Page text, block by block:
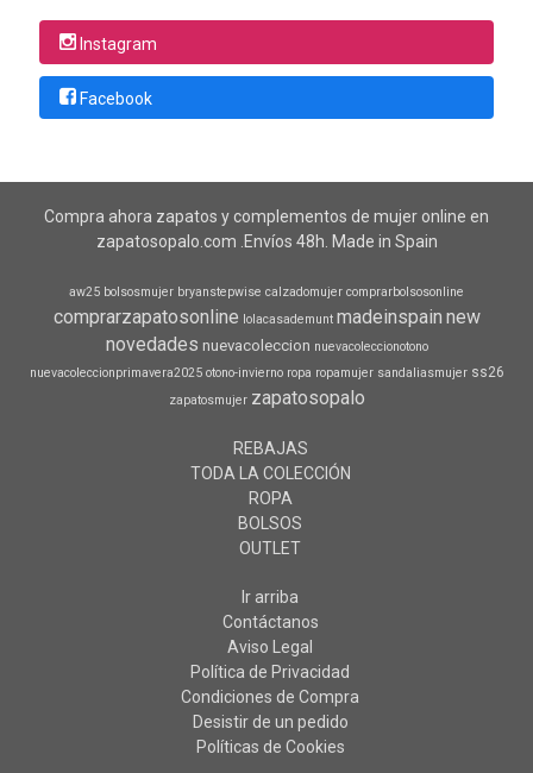
Instagram
Facebook
Compra ahora zapatos y complementos de mujer online en
zapatosopalo.com .Envíos 48h. Made in Spain
aw25 bolsosmujer bryanstepwise calzadomujer comprarbolsosonline
comprarzapatosonline lolacasademunt madeinspain new
novedades nuevacoleccion nuevacoleccionotono
nuevacoleccionprimavera2025 otono-invierno ropa ropamujer sandaliasmujer ss26
zapatosmujer zapatosopalo
REBAJAS
TODA LA COLECCIÓN
ROPA
BOLSOS
OUTLET
Ir arriba
Contáctanos
Aviso Legal
Política de Privacidad
Condiciones de Compra
Desistir de un pedido
Políticas de Cookies